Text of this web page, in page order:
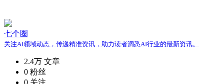
七个圈
关注AI领域动态，传递精准资讯，助力读者洞悉AI行业的最新资讯。
2.4万 文章
0 粉丝